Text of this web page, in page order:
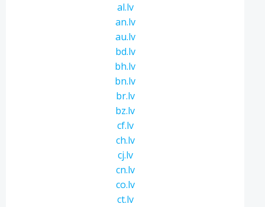
al.lv
an.lv
au.lv
bd.lv
bh.lv
bn.lv
br.lv
bz.lv
cf.lv
ch.lv
cj.lv
cn.lv
co.lv
ct.lv